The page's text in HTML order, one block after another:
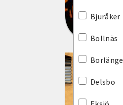
Bjuråker
Bollnäs
Borlänge
Delsbo